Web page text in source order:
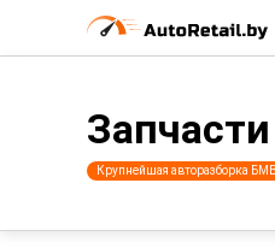
Крупнейшая авторазборка